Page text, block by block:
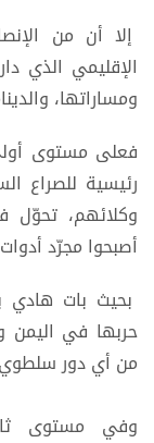
إلا أن من
الإقليمي الذي
ومساراتها،
فعلى مستوى
رئيسية للصراع
وكلائهم، تحوّل
أصبحوا مجرّد
بحيث بات هادي
حربها في اليمن
من أي دور
وفي مستوى